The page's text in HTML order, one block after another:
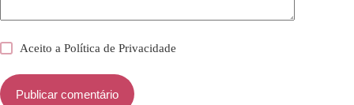
Aceito aPolítica de Privacidade
Publicar comentário